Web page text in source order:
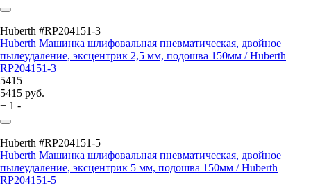
Huberth #RP204151-3
Huberth Машинка шлифовальная пневматическая, двойное
пылеудаление, эксцентрик 2,5 мм, подошва 150мм / Huberth
RP204151-3
5415
5415 руб.
+ 1 -
Huberth #RP204151-5
Huberth Машинка шлифовальная пневматическая, двойное
пылеудаление, эксцентрик 5 мм, подошва 150мм / Huberth
RP204151-5